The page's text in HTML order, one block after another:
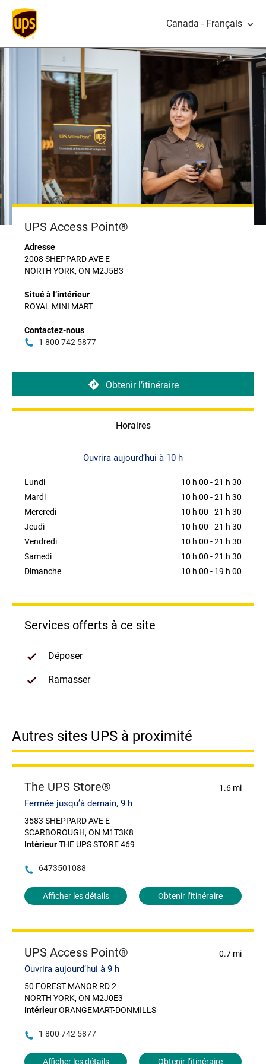
Canada - Français
UPS Access Point®
Adresse
2008 SHEPPARD AVE E
NORTH YORK, ON M2J5B3
Situé à l’intérieur
ROYAL MINI MART
Contactez-nous
1 800 742 5877
Obtenir l’itinéraire
Horaires
Ouvrira aujourd’hui à 10 h
Lundi 10 h 00 -21 h 30
Mardi
10 h 00 -21 h 30
Mercredi
10 h 00 -21 h 30
Jeudi
10 h 00 -21 h 30
Vendredi
10 h 00 -21 h 30
Samedi
10 h 00 -21 h 30
Dimanche
10 h 00 - 19 h 00
Services offerts à ce site
Déposer
Ramasser
Autres sites UPS à proximité
The UPS Store® 1.6 mi
Fermée jusqu’à demain, 9 h
3583 SHEPPARD AVE E
SCARBOROUGH, ON M1T3K8
IntérieurTHE UPS STORE 469
6473501088
Afficher les détails Obtenir l’itinéraire
UPS Access Point® 0.7 mi
Ouvrira aujourd’hui à 9 h
50 FOREST MANOR RD 2
NORTH YORK, ON M2J0E3
IntérieurORANGEMART-DONMILLS
1 800 742 5877
Afficher les détails Obtenir l’itinéraire